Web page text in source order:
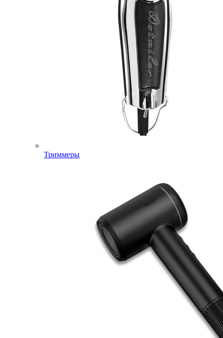
Триммеры